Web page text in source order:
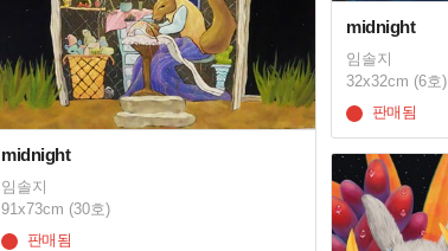
midnight
임솔지
32x32cm (6호)
판매됨
midnight
임솔지
91x73cm (30호)
판매됨